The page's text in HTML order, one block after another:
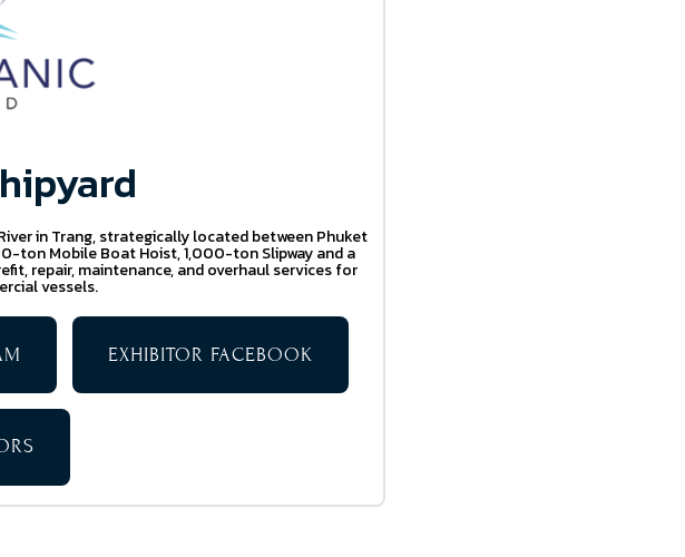
in Trang, strategically located between Phuket
ton Mobile Boat Hoist, 1,000-ton Slipway and a
repair, maintenance, and overhaul services for
vessels.
EXHIBITOR FACEBOOK